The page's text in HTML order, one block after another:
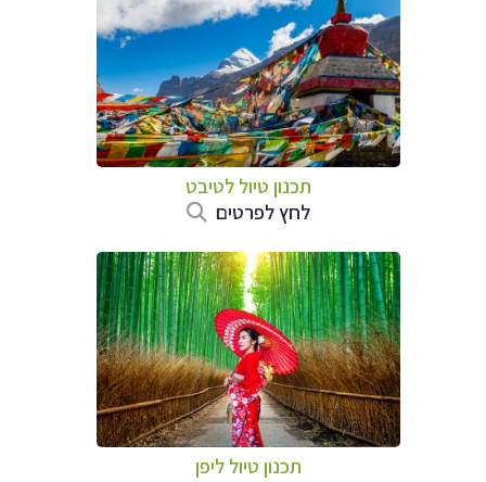
תכנון טיול לטיבט
לחץ לפרטים
תכנון טיול ליפן